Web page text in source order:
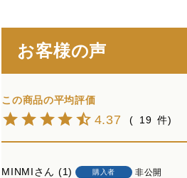
お客様の声
4.37 19
MINMI 1 購入者
非公開